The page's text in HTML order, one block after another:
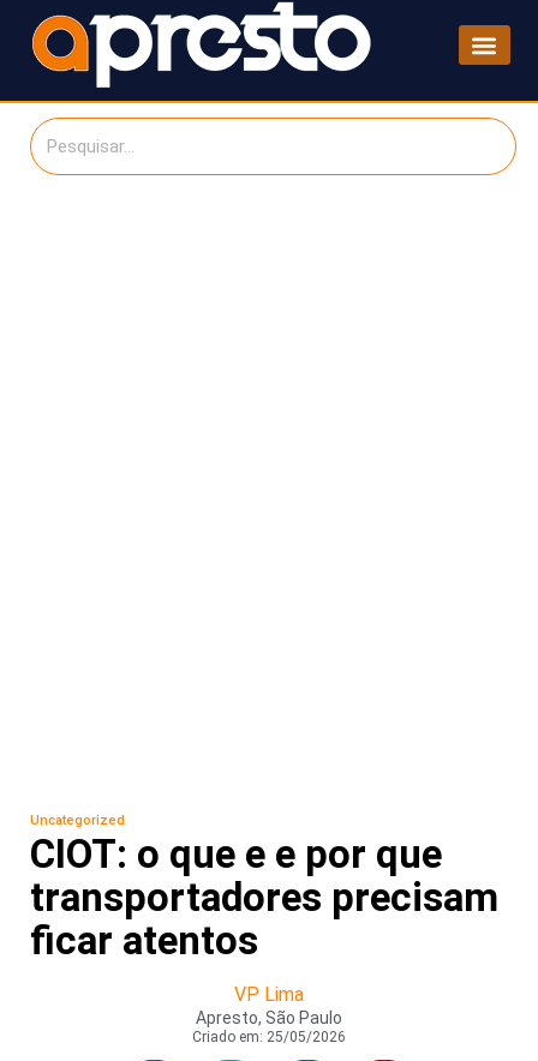
Uncategorized
CIOT: o que e e por que
transportadores precisam
ficar atentos
VP Lima
Apresto, São Paulo
Criado em: 25/05/2026